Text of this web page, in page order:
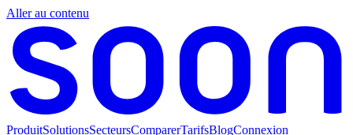
Aller au contenu
ProduitSolutionsSecteursComparerTarifsBlogConnexion